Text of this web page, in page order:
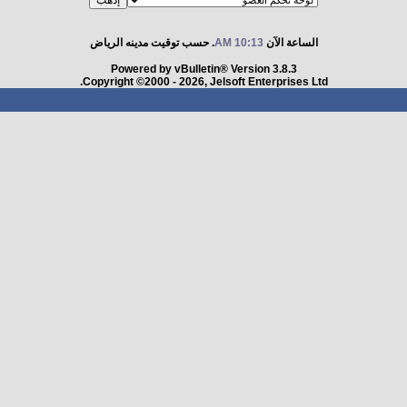
الساعة الآن10:13 AM . حسب توقيت مدينه الرياض
Powered by vBulletin® Version 3.8.3
Copyright ©2000 - 2026, Jelsoft Enterprises Ltd.